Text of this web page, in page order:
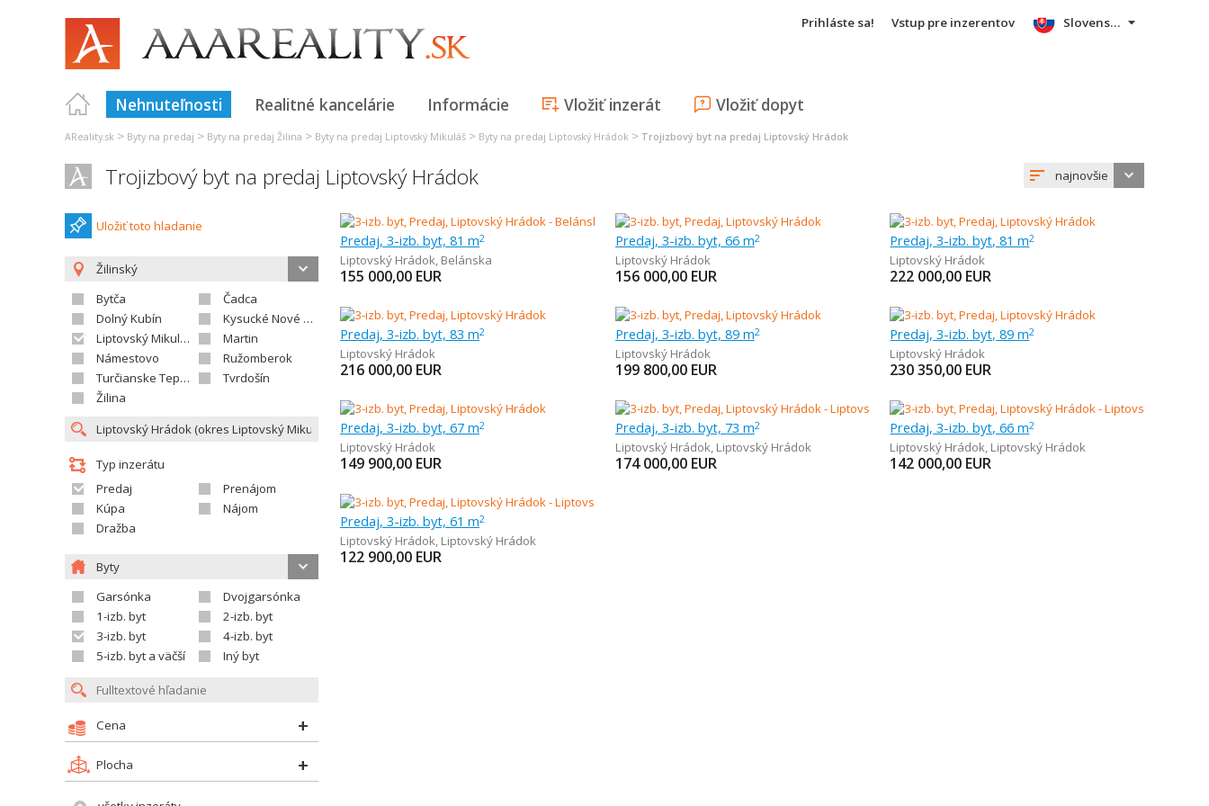
Prihláste sa! Vstup pre inzerentov
Nehnuteľnosti Realitné kancelárie Informácie Vložiť inzerát Vložiť dopyt
Slovensky
AReality.sk > Byty na predaj > Byty na predaj Žilina > Byty na predaj Liptovský Mikuláš > Byty na predaj Liptovský Hrádok > Trojizbový byt na predaj Liptovský Hrádok
Trojizbový byt na predaj Liptovský Hrádok najnovšie
Uložiť toto hladanie
Žilinský
Bytča
Čadca
Dolný Kubín
Kysucké Nové Mesto
Liptovský Mikuláš
Martin
Námestovo
Ružomberok
Turčianske Teplice
Tvrdošín
Žilina
Typ inzerátu
Predaj
Prenájom
Kúpa
Nájom
Dražba
Byty
Garsónka
Dvojgarsónka
1-izb. byt
2-izb. byt
3-izb. byt
4-izb. byt
5-izb. byt a väčší
Iný byt
Cena
Plocha
Predaj, 3-izb. byt, 81 m2
Liptovský Hrádok, Belánska
155 000,00 EUR
Predaj, 3-izb. byt, 66 m2
Liptovský Hrádok
156 000,00 EUR
Predaj, 3-izb. byt, 81 m2
Liptovský Hrádok
222 000,00 EUR
Predaj, 3-izb. byt, 83 m2
Liptovský Hrádok
216 000,00 EUR
Predaj, 3-izb. byt, 89 m2
Liptovský Hrádok
199 800,00 EUR
Predaj, 3-izb. byt, 89 m2
Liptovský Hrádok
230 350,00 EUR
Predaj, 3-izb. byt, 67 m2
Liptovský Hrádok
149 900,00 EUR
Predaj, 3-izb. byt, 73 m2
Liptovský Hrádok, Liptovský Hrádok
174 000,00 EUR
Predaj, 3-izb. byt, 66 m2
Liptovský Hrádok, Liptovský Hrádok
142 000,00 EUR
Predaj, 3-izb. byt, 61 m2
Liptovský Hrádok, Liptovský Hrádok
122 900,00 EUR